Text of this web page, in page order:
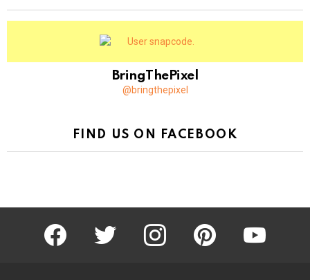
BringThePixel
@bringthepixel
FIND US ON FACEBOOK
facebook twitter instagram pinterest